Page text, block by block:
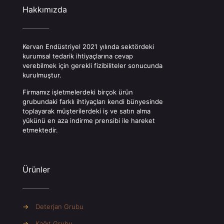
Hakkımızda
Kervan Endüstriyel 2021 yılında sektördeki
kurumsal tedarik ihtiyaçlarına cevap
verebilmek için gerekli fizibiliteler sonucunda
kurulmuştur.
Firmamız işletmelerdeki birçok ürün
grubundaki farklı ihtiyaçları kendi bünyesinde
toplayarak müşterilerdeki iş ve satın alma
yükünü en aza indirme prensibi ile hareket
etmektedir.
Ürünler
→ Deterjan Grubu